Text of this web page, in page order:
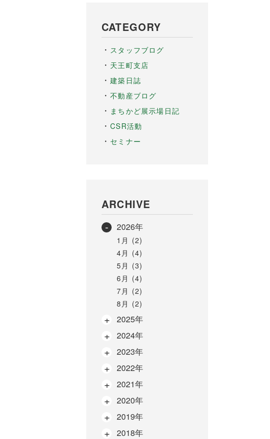
CATEGORY
スタッフブログ
天王町支店
建築日誌
不動産ブログ
まちかど展示場日記
CSR活動
セミナー
ARCHIVE
2026年
1月 (2)
4月 (4)
5月 (3)
6月 (4)
7月 (2)
8月 (2)
2025年
2024年
2023年
2022年
2021年
2020年
2019年
2018年